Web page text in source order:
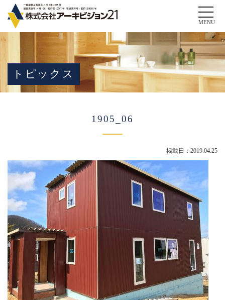
Toggle
MENU
トピックス
1905_06
掲載日：2019.04.25